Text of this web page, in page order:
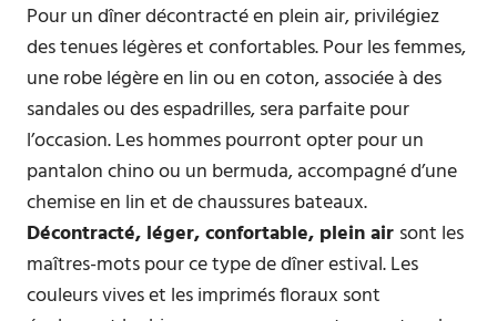
Pour un dîner décontracté en plein air, privilégiez
des tenues légères et confortables. Pour les femmes,
une robe légère en lin ou en coton, associée à des
sandales ou des espadrilles, sera parfaite pour
l’occasion. Les hommes pourront opter pour un
pantalon chino ou un bermuda, accompagné d’une
chemise en lin et de chaussures bateaux.
Décontracté, léger, confortable, plein air sont les
maîtres-mots pour ce type de dîner estival. Les
couleurs vives et les imprimés floraux sont